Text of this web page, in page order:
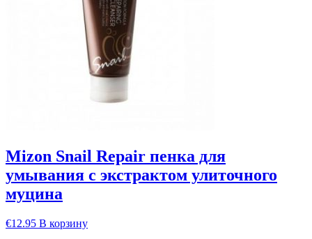
Mizon Snail Repair пенка для
умывания с экстрактом улиточного
муцина
€12.95 В корзину